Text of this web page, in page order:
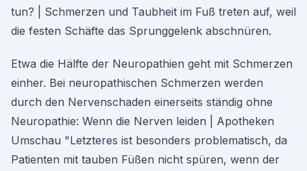
tun? | Schmerzen und Taubheit im Fuß treten auf, weil
die festen Schäfte das Sprunggelenk abschnüren.
Etwa die Hälfte der Neuropathien geht mit Schmerzen
einher. Bei neuropathischen Schmerzen werden
durch den Nervenschaden einerseits ständig ohne
Neuropathie: Wenn die Nerven leiden | Apotheken
Umschau "Letzteres ist besonders problematisch, da
Patienten mit tauben Füßen nicht spüren, wenn der